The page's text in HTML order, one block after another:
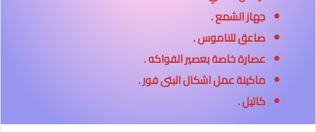
جهاز الشمع .
صاعق للناموس .
عصارة خاصة بعصير الفواكه .
ماكينة عمل اشكال البتى فور .
كاتيل .